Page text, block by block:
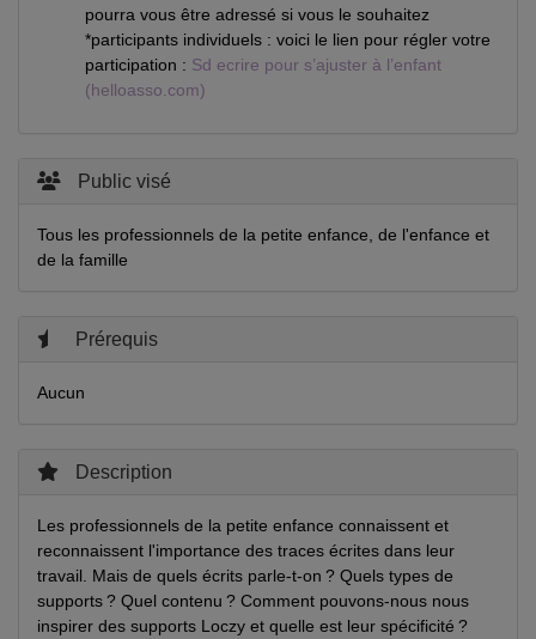
pourra vous être adressé si vous le souhaitez
*participants individuels : voici le lien pour régler votre
participation : Sd ecrire pour s’ajuster à l’enfant
(helloasso.com)
Public visé
Tous les professionnels de la petite enfance, de l'enfance et
de la famille
Prérequis
Aucun
Description
Les professionnels de la petite enfance connaissent et
reconnaissent l'importance des traces écrites dans leur
travail. Mais de quels écrits parle-t-on ? Quels types de
supports ? Quel contenu ? Comment pouvons-nous nous
inspirer des supports Loczy et quelle est leur spécificité ?